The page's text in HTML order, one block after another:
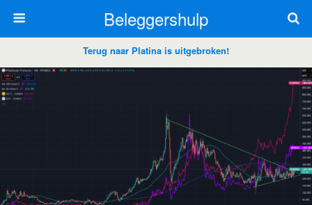
Beleggershulp
Terug naar Platina is uitgebroken!